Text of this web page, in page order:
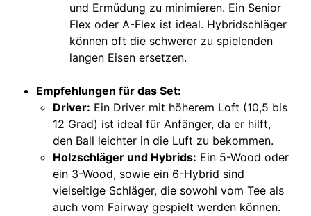
und Ermüdung zu minimieren. Ein Senior
Flex oder A-Flex ist ideal. Hybridschläger
können oft die schwerer zu spielenden
langen Eisen ersetzen.
Empfehlungen für das Set:
Driver: Ein Driver mit höherem Loft (10,5 bis
12 Grad) ist ideal für Anfänger, da er hilft,
den Ball leichter in die Luft zu bekommen.
Holzschläger und Hybrids: Ein 5-Wood oder
ein 3-Wood, sowie ein 6-Hybrid sind
vielseitige Schläger, die sowohl vom Tee als
auch vom Fairway gespielt werden können.